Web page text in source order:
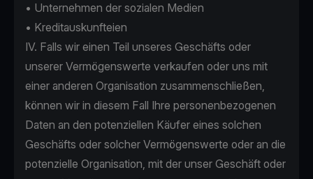
• Unternehmen der sozialen Medien
• Kreditauskunfteien
IV. Falls wir einen Teil unseres Geschäfts oder
unserer Vermögenswerte verkaufen oder uns mit
einer anderen Organisation zusammenschließen,
können wir in diesem Fall Ihre personenbezogenen
Daten an den potenziellen Käufer eines solchen
Geschäfts oder solcher Vermögenswerte oder an die
potenzielle Organisation, mit der unser Geschäft oder